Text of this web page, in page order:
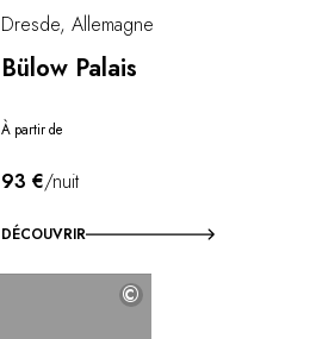
Dresde, Allemagne
Bülow Palais
À partir de
93 €/nuit
DÉCOUVRIR
©